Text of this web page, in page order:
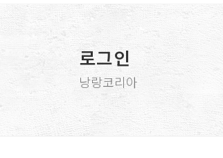
로그인
낭랑코리아